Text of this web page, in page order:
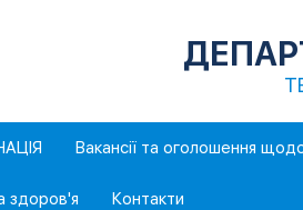
Вакансії та оголошення
здоров'я Контакти